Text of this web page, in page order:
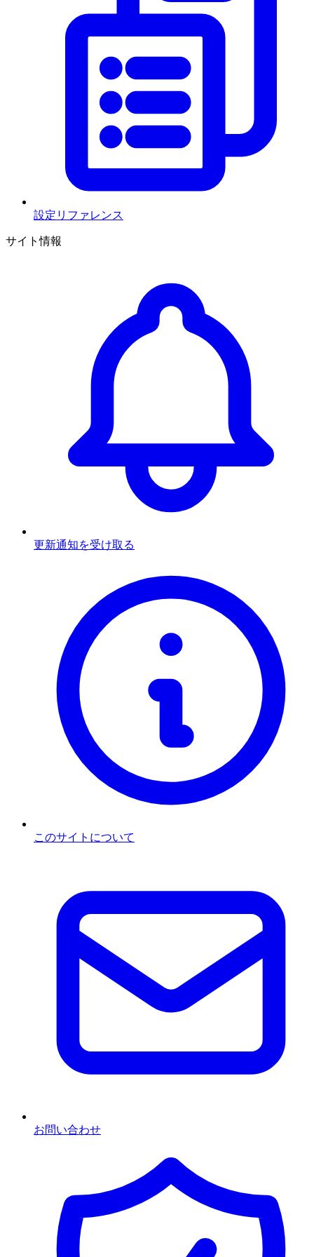
設定リファレンス
サイト情報
更新通知を受け取る
このサイトについて
お問い合わせ